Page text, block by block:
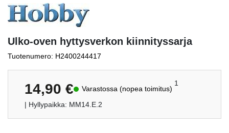
Ulko-oven hyttysverkon kiinnityssarja
Tuotenumero: H2400244417
14,90 € Varastossa (nopea toimitus)
1
| Hyllypaikka: MM14.E.2